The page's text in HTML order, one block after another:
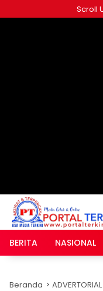
ke
Scroll
BERITA NASIONAL
Beranda ADVERTORIAL